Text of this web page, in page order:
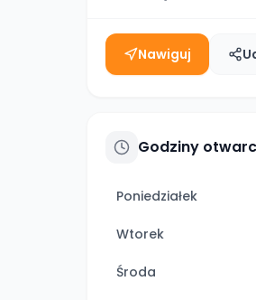
Nawiguj
Godziny
Poniedziałek
Wtorek
Środa